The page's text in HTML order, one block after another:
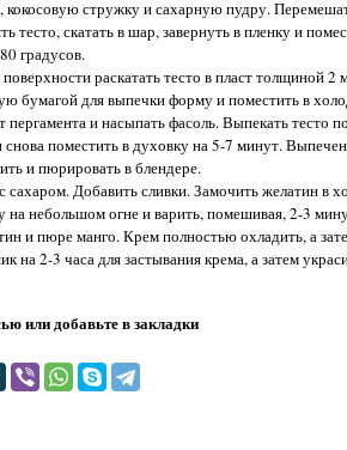
кокосовую стружку и сахарную пудру.
тесто, скатать в шар, завернуть в пленку и
градусов.
раскатать тесто в пласт толщиной
бумагой для выпечки форму и поместить в
пергамента и насыпать фасоль. Выпекать тесто
снова поместить в духовку на 5-7 минут.
и пюрировать в блендере.
сахаром. Добавить сливки. Замочить желатин в
небольшом огне и варить, помешивая, 2-3
и пюре манго. Крем полностью охладить, а
на 2-3 часа для застывания крема, а затем
или добавьте в закладки